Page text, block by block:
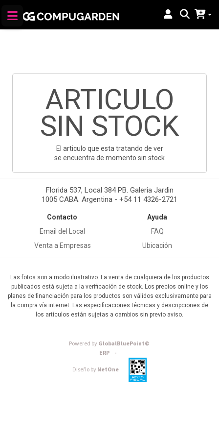
ARTICULO
SIN STOCK
El articulo que esta tratando de ver
se encuentra de momento sin stock
Florida 537, Local 384 PB. Galeria Jardin
1005 CABA. Argentina - +54 11 4326-2721
Contacto
Email del Local
Venta a Empresas
Ayuda
FAQ
Ubicación
Las fotos son a modo ilustrativo. La venta de cualquiera de los productos
publicados está sujeta a la verificación de stock. Los precios online y los
planes de financiación para los productos son válidos exclusivamente para
la compra vía internet. Las especificaciones técnicas y descripciones de
los artículos están sujetas a cambios sin previo aviso.
Powered byGlobalBluePoint©
ERP -
Diseño byNetOne